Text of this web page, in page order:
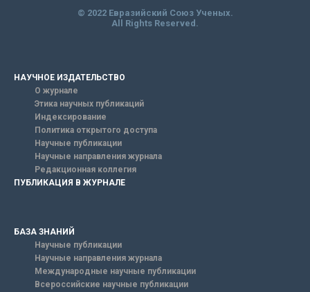
© 2022 Евразийский Союз Ученых.
All Rights Reserved.
НАУЧНОЕ ИЗДАТЕЛЬСТВО
О журнале
Этика научных публикаций
Индексирование
Политика открытого доступа
Научные публикации
Научные направления журнала
Редакционная коллегия
ПУБЛИКАЦИЯ В ЖУРНАЛЕ
БАЗА ЗНАНИЙ
Научные публикации
Научные направления журнала
Международные научные публикации
Всероссийские научные публикации